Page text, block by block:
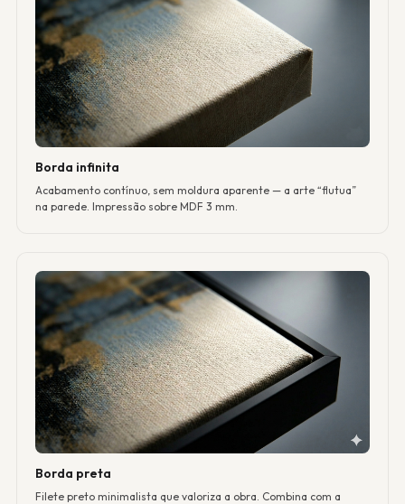
Borda infinita
Acabamento contínuo, sem moldura aparente — a arte “flutua”
na parede. Impressão sobre MDF 3 mm.
Borda preta
Filete preto minimalista que valoriza a obra. Combina com a